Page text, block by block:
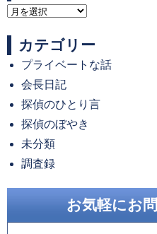
ア
イ
ブ
カテゴリー
プライベートな話
会長日記
探偵のひとり言
探偵のぼやき
未分類
調査録
お気軽にお